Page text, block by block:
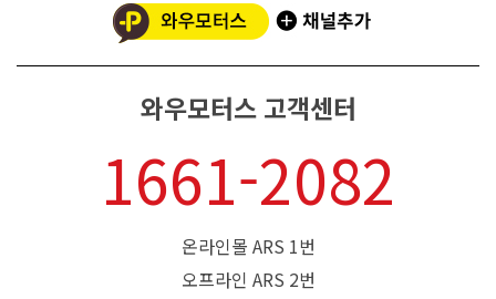
와우모터스 고객센터
1661-2082
온라인몰 ARS 1번
오프라인 ARS 2번